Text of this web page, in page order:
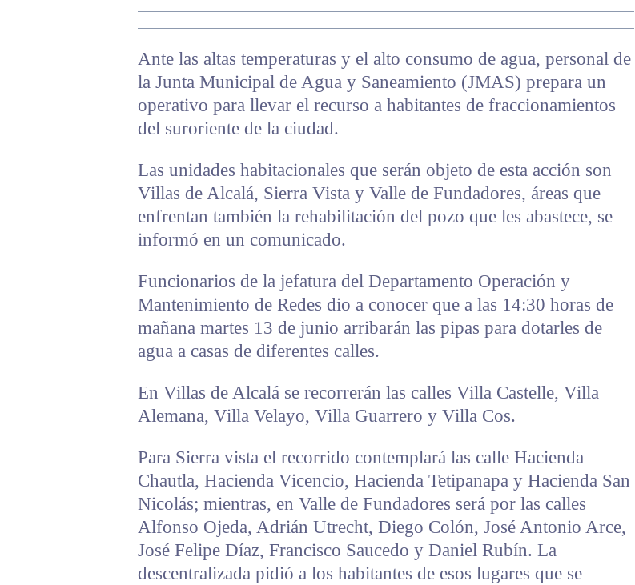
Ante las altas temperaturas y el alto consumo de agua, personal de
la Junta Municipal de Agua y Saneamiento (JMAS) prepara un
operativo para llevar el recurso a habitantes de fraccionamientos
del suroriente de la ciudad.
Las unidades habitacionales que serán objeto de esta acción son
Villas de Alcalá, Sierra Vista y Valle de Fundadores, áreas que
enfrentan también la rehabilitación del pozo que les abastece, se
informó en un comunicado.
Funcionarios de la jefatura del Departamento Operación y
Mantenimiento de Redes dio a conocer que a las 14:30 horas de
mañana martes 13 de junio arribarán las pipas para dotarles de
agua a casas de diferentes calles.
En Villas de Alcalá se recorrerán las calles Villa Castelle, Villa
Alemana, Villa Velayo, Villa Guarrero y Villa Cos.
Para Sierra vista el recorrido contemplará las calle Hacienda
Chautla, Hacienda Vicencio, Hacienda Tetipanapa y Hacienda San
Nicolás; mientras, en Valle de Fundadores será por las calles
Alfonso Ojeda, Adrián Utrecht, Diego Colón, José Antonio Arce,
José Felipe Díaz, Francisco Saucedo y Daniel Rubín. La
descentralizada pidió a los habitantes de esos lugares que se